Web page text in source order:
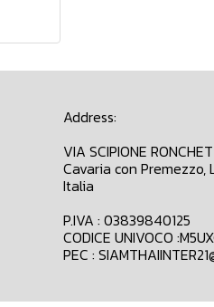
Address:
VIA SCIPIONE
Cavaria con Premezzo,
Italia
P.IVA : 03839840125
CODICE UNIVOCO
PEC :